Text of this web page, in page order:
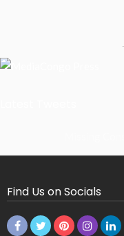
Find Us on Socials